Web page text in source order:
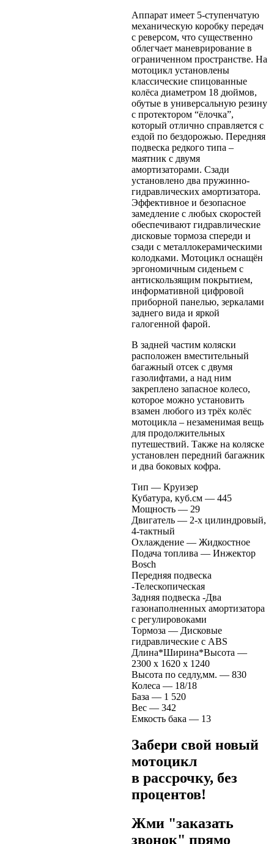
Аппарат имеет 5-ступенчатую
механическую коробку передач
с реверсом, что существенно
облегчает маневрирование в
ограниченном пространстве. На
мотоцикл установлены
классические спицованные
колёса диаметром 18 дюймов,
обутые в универсальную резину
с протектором “ёлочка”,
который отлично справляется с
ездой по бездорожью. Передняя
подвеска редкого типа –
маятник с двумя
амортизаторами. Сзади
установлено два пружинно-
гидравлических амортизатора.
Эффективное и безопасное
замедление с любых скоростей
обеспечивают гидравлические
дисковые тормоза спереди и
сзади с металлокерамическими
колодками. Мотоцикл оснащён
эргономичным сиденьем с
антискользящим покрытием,
информативной цифровой
приборной панелью, зеркалами
заднего вида и яркой
галогенной фарой.
В задней частим коляски
расположен вместительный
багажный отсек с двумя
газолифтами, а над ним
закреплено запасное колесо,
которое можно установить
взамен любого из трёх колёс
мотоцикла – незаменимая вещь
для продолжительных
путешествий. Также на коляске
установлен передний багажник
и два боковых кофра.
Тип — Круизер
Кубатура, куб.см — 445
Мощность — 29
Двигатель — 2-х цилиндровый,
4-тактный
Охлаждение — Жидкостное
Подача топлива — Инжектор
Bosch
Передняя подвеска
-Телескопическая
Задняя подвеска -Два
газонаполненных амортизатора
с регулировоками
Тормоза — Дисковые
гидравлические с ABS
Длина*Ширина*Высота —
2300 х 1620 х 1240
Высота по седлу,мм. — 830
Колеса — 18/18
База — 1 520
Вес — 342
Емкость бака — 13
Забери свой новый
мотоцикл
в рассрочку, без
процентов!
Жми "заказать
звонок" прямо